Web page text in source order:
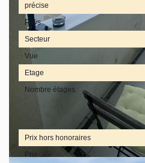
précise
Pays
Secteur
Vue
Etage
Nombre étages
Aspects financiers
Prix hors honoraires
Prix